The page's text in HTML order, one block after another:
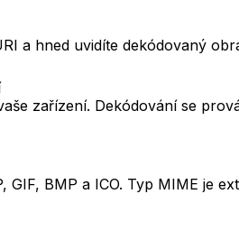
a hned uvidíte dekódovaný
zařízení. Dekódování se
GIF, BMP a ICO. Typ MIME je